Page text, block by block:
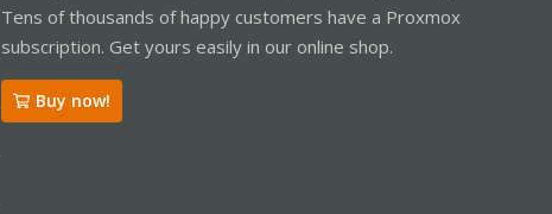
Tens of thousands of happy customers have a Proxmox
subscription. Get yours easily in our online shop.
Buy now!